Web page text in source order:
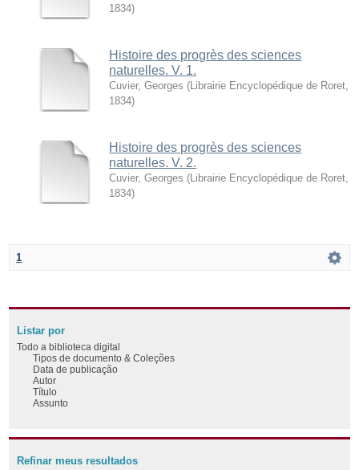
1834)
Histoire des progrès des sciences
naturelles. V. 1.
Cuvier, Georges ( Librairie Encyclopédique de Roret
1834)
Histoire des progrès des sciences
naturelles. V. 2.
Cuvier, Georges ( Librairie Encyclopédique de Roret
1834)
1
Listar por
Todo a biblioteca digital
Tipos de documento & Coleções
Data de publicação
Autor
Título
Assunto
Refinar meus resultados